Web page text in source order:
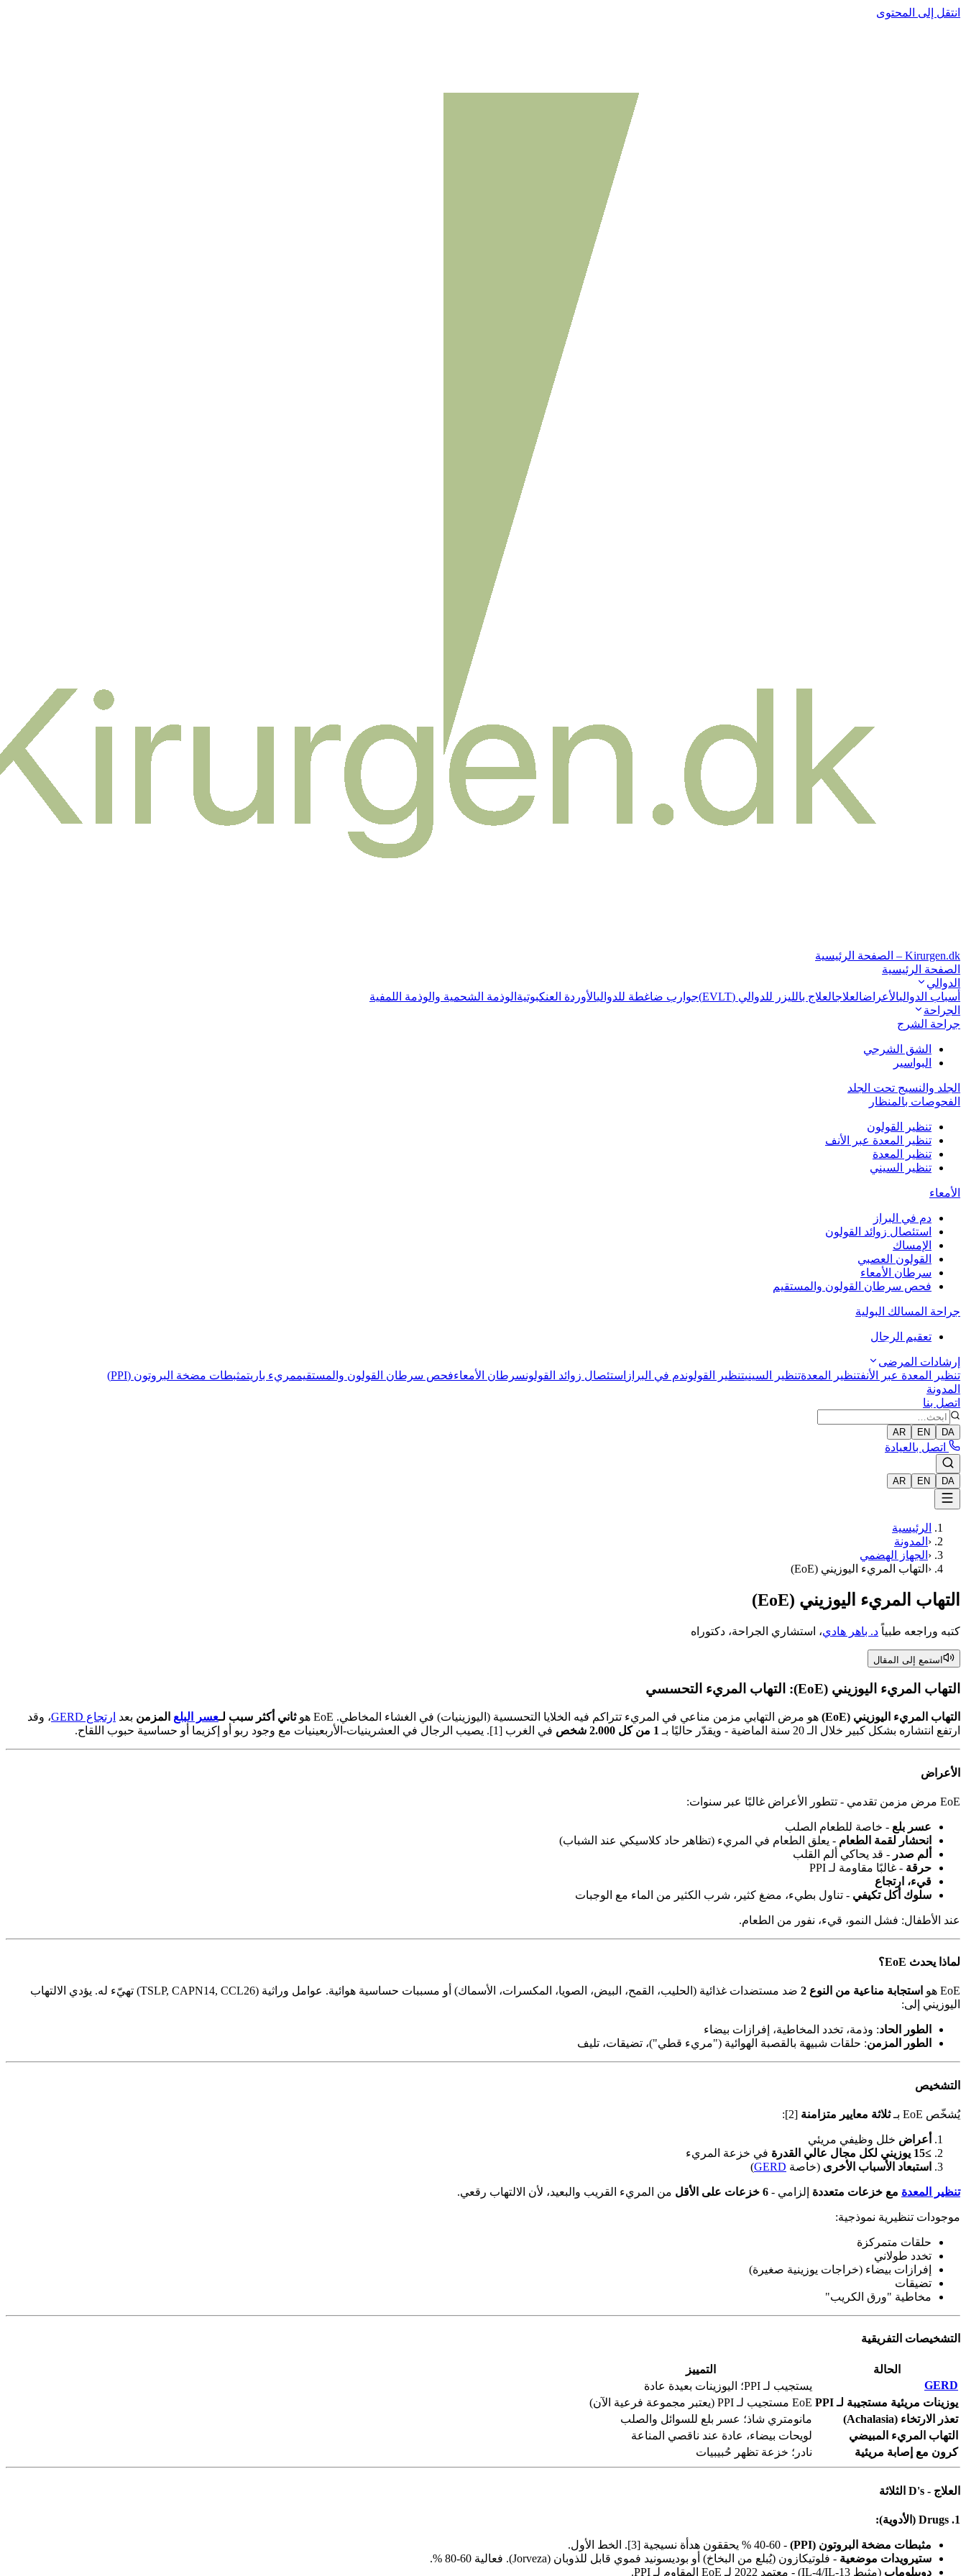
انتقل إلى المحتوى
Kirurgen.dk – الصفحة الرئيسية
الصفحة الرئيسية
الدوالي
أسباب الدواليالأعراضالعلاجالعلاج بالليزر للدوالي (EVLT) جوارب ضاغطة للدواليالأوردة العنكبوتية الوذمة الشحمية والوذمة اللمفية
الجراحة
جراحة الشرج
الشق الشرجي
البواسير
الجلد والنسيج تحت الجلد
الفحوصات بالمنظار
تنظير القولون
تنظير المعدة عبر الأنف
تنظير المعدة
تنظير السيني
الأمعاء
دم في البراز
استئصال زوائد القولون
الإمساك
القولون العصبي
سرطان الأمعاء
فحص سرطان القولون والمستقيم
جراحة المسالك البولية
تعقيم الرجال
إرشادات المرضى
تنظير المعدة عبر الأنفتنظير المعدةتنظير السينيتنظير القولوندم في البراز استئصال زوائد القولونسرطان الأمعاءفحص سرطان القولون والمستقيممريء باريتمثبطات مضخة البروتون (PPI)
المدونة
اتصل بنا
DA
EN
AR
اتصل بالعيادة
DA
EN
AR
الرئيسية
‹ المدونة
‹ الجهاز الهضمي
‹ التهاب المريء اليوزيني (EoE)
التهاب المريء اليوزيني (EoE)
كتبه وراجعه طبياً د. باهر هادي، استشاري الجراحة، دكتوراه
استمع إلى المقال
التهاب المريء اليوزيني (EoE): التهاب المريء التحسسي
التهاب المريء اليوزيني (EoE) هو مرض التهابي مزمن مناعي في المريء تتراكم فيه الخلايا التحسسية (اليوزينيات) في الغشاء المخاطي. EoE هو ثاني أكثر سبب لـعسر البلع المزمن بعد ارتجاع GERD
، وقد
ارتفع انتشاره بشكل كبير خلال الـ 20 سنة الماضية - ويقدّر حاليًا بـ
1 من كل 2.000 شخص في الغرب [1]. يصيب الرجال في العشرينيات-الأربعينيات مع وجود ربو أو إكزيما أو حساسية حبوب اللقاح.
الأعراض
EoE مرض مزمن تقدمي - تتطور الأعراض غالبًا عبر سنوات:
عسر بلع - خاصة للطعام الصلب
انحشار لقمة الطعام - يعلق الطعام في المريء (تظاهر حاد كلاسيكي عند الشباب)
ألم صدر - قد يحاكي ألم القلب
حرقة - غالبًا مقاومة لـ PPI
قيء، ارتجاع
سلوك أكل تكيفي - تناول بطيء، مضغ كثير، شرب الكثير من الماء مع الوجبات
عند الأطفال: فشل النمو، قيء، نفور من الطعام.
لماذا يحدث EoE؟
EoE هو استجابة مناعية من النوع 2
ضد مستضدات غذائية (الحليب، القمح، البيض، الصويا، المكسرات، الأسماك) أو مسببات حساسية هوائية. عوامل وراثية (TSLP, CAPN14, CCL26) تهيّء له. يؤدي الالتهاب
اليوزيني إلى:
الطور الحاد: وذمة، تخدد المخاطية، إفرازات بيضاء
الطور المزمن: حلقات شبيهة بالقصبة الهوائية ("مريء قطي")، تضيقات، تليف
التشخيص
يُشخّص EoE بـ ثلاثة معايير متزامنة [2]:
أعراض خلل وظيفي مريئي
≥15 يوزيني لكل مجال عالي القدرة
في خزعة المريء
استبعاد الأسباب الأخرى (خاصة GERD
)
تنظير المعدة مع خزعات متعددة إلزامي - 6 خزعات على الأقل من المريء القريب والبعيد، لأن الالتهاب رقعي.
موجودات تنظيرية نموذجية:
حلقات متمركزة
تخدد طولاني
إفرازات بيضاء (خراجات يوزينية صغيرة)
تضيقات
مخاطية "ورق الكريب"
التشخيصات التفريقية
الحالة
التمييز
GERD
يستجيب لـ PPI؛ اليوزينات بعيدة عادة
يوزينات مريئية مستجيبة لـ PPI
EoE مستجيب لـ PPI (يعتبر مجموعة فرعية الآن)
تعذر الارتخاء (Achalasia)
مانومتري شاذ؛ عسر بلع للسوائل والصلب
التهاب المريء المبيضي
لويحات بيضاء، عادة عند ناقصي المناعة
كرون مع إصابة مريئية
نادر؛ خزعة تظهر حُبيبيات
العلاج - D's الثلاثة
1. Drugs (الأدوية):
مثبطات مضخة البروتون (PPI)
- 40-60 % يحققون هدأة نسيجية [3]. الخط الأول.
ستيرويدات موضعية - فلوتيكازون (يُبلع من البخاخ) أو بوديسونيد فموي قابل للذوبان (Jorveza). فعالية 60-80 %.
دوبيلوماب (مثبط IL-4/IL-13) - معتمد 2022 لـ EoE المقاوم لـ PPI.